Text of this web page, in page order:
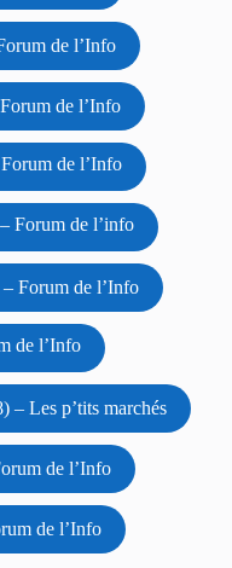
de l’Info
de l’Info
de l’Info
Forum de l’info
Forum de l’Info
– Forum de l’Info
– Les p’tits marchés
de l’Info
de l’Info